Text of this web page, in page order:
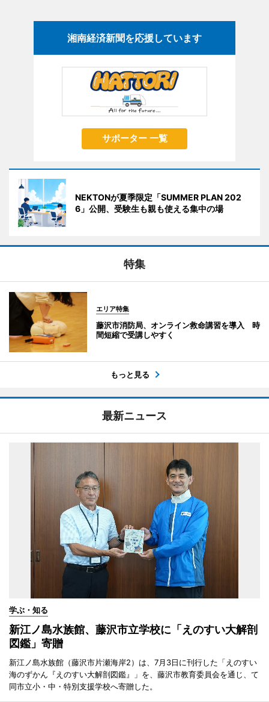
湘南経済新聞を応援しています
サポーター 一覧
NEKTONが夏季限定「SUMMER PLAN 202
6」公開、受験生も親も使える集中の場
特集
エリア特集
藤沢市消防局、オンライン救命講習を導入 時
間短縮で受講しやすく
もっと見る
最新ニュース
学ぶ・知る
新江ノ島水族館、藤沢市立学校に「えのすい大解剖
図鑑」寄贈
新江ノ島水族館（藤沢市片瀬海岸2）は、7月3日に刊行した「えのすい
海のずかん『えのすい大解剖図鑑』」を、藤沢市教育委員会を通じ、て
同市立小・中・特別支援学校へ寄贈した。